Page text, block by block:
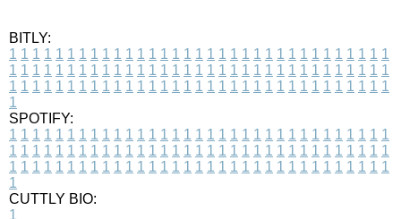
BITLY:
1 1 1 1 1 1 1 1 1 1 1 1 1 1 1 1 1 1 1 1 1 1 1 1 1 1 1 1 1 1 1 1 1
1 1 1 1 1 1 1 1 1 1 1 1 1 1 1 1 1 1 1 1 1 1 1 1 1 1 1 1 1 1 1 1 1
1 1 1 1 1 1 1 1 1 1 1 1 1 1 1 1 1 1 1 1 1 1 1 1 1 1 1 1 1 1 1 1 1
1
SPOTIFY:
1 1 1 1 1 1 1 1 1 1 1 1 1 1 1 1 1 1 1 1 1 1 1 1 1 1 1 1 1 1 1 1 1
1 1 1 1 1 1 1 1 1 1 1 1 1 1 1 1 1 1 1 1 1 1 1 1 1 1 1 1 1 1 1 1 1
1 1 1 1 1 1 1 1 1 1 1 1 1 1 1 1 1 1 1 1 1 1 1 1 1 1 1 1 1 1 1 1 1
1
CUTTLY BIO:
1